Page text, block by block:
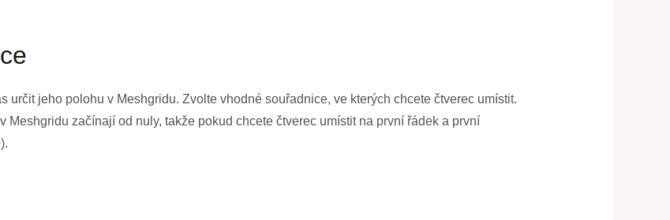
určit jeho polohu v Meshgridu. Zvolte vhodné souřadnice, ve kterých chcete čtverec umístit.
Meshgridu začínají od nuly, takže pokud chcete čtverec umístit na první řádek a první